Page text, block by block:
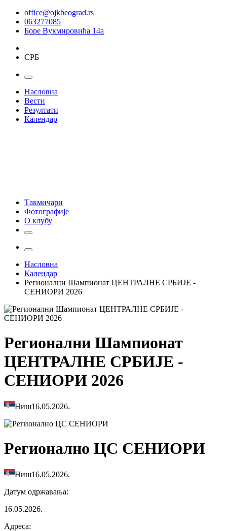
office@ojkbeograd.rs
063277085
Боре Вукмировића 14а
СРБ
Насловна
Вести
Резултати
Календар
Такмичари
Фотографије
О клубу
Насловна
Календар
Регионални Шампионат ЦЕНТРАЛНЕ СРБИЈЕ -
СЕНИОРИ 2026
Регионални Шампионат
ЦЕНТРАЛНЕ СРБИЈЕ -
СЕНИОРИ 2026
Ниш16.05.2026.
Регионално ЦС СЕНИОРИ
Ниш16.05.2026.
Датум одржавања:
16.05.2026.
Адреса: